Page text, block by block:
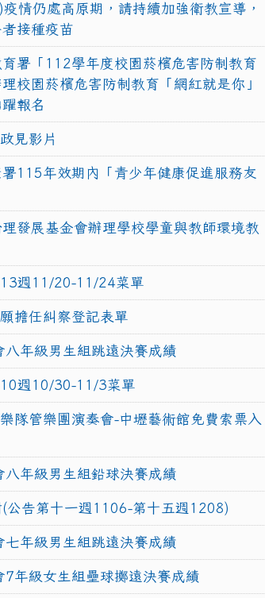
情仍處高原期，請持續加強衛教宣導，
接種疫苗
署「112學年度校園菸檳危害防制教育
校園菸檳危害防制教育「網紅就是你」
報名
見影片
115年效期內「青少年健康促進服務友
發展基金會辦理學校學童與教師環境教
週11/20-11/24菜單
擔任糾察登記表單
年級男生組跳遠決賽成績
週10/30-11/3菜單
隊管樂團演奏會-中壢藝術館免費索票入
年級男生組鉛球決賽成績
公告第十一週1106-第十五週1208)
年級男生組跳遠決賽成績
年級女生組壘球擲遠決賽成績